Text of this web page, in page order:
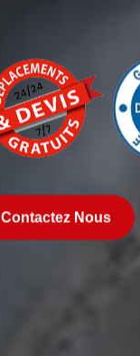
Contactez Nous